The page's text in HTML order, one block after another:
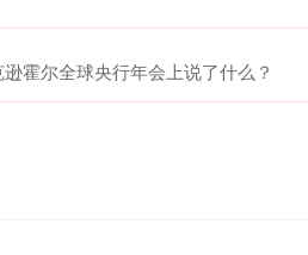
霍尔全球央行年会上说了什么？